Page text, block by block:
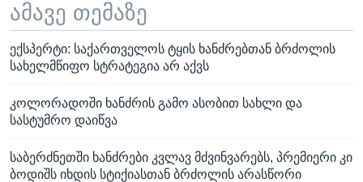
ამავე თემაზე
ექსპერტი: საქართველოს ტყის ხანძრებთან ბრძოლის
სახელმწიფო სტრატეგია არ აქვს
კოლორადოში ხანძრის გამო ასობით სახლი და
სასტუმრო დაიწვა
საბერძნეთში ხანძრები კვლავ მძვინვარებს, პრემიერი კი
ბოდიშს იხდის სტიქიასთან ბრძოლის არასწორი